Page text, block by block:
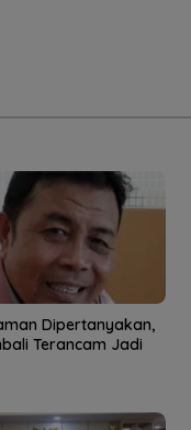
Dipertanyakan,
Terancam Jadi